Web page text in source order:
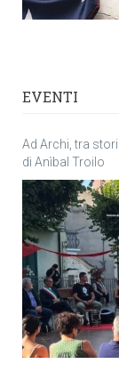
EVENTI
Ad Archi, tra
di Anìbal Troilo